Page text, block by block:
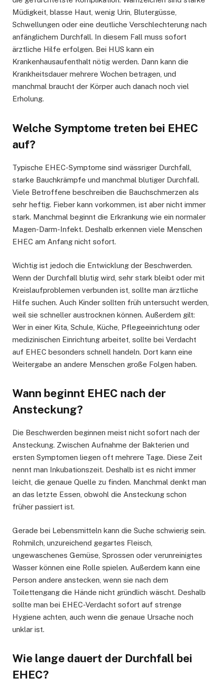
Müdigkeit, blasse Haut, wenig Urin, Blutergüsse,
Schwellungen oder eine deutliche Verschlechterung nach
anfänglichem Durchfall. In diesem Fall muss sofort
ärztliche Hilfe erfolgen. Bei HUS kann ein
Krankenhausaufenthalt nötig werden. Dann kann die
Krankheitsdauer mehrere Wochen betragen, und
manchmal braucht der Körper auch danach noch viel
Erholung.
Welche Symptome treten bei EHEC
auf?
Typische EHEC-Symptome sind wässriger Durchfall,
starke Bauchkrämpfe und manchmal blutiger Durchfall.
Viele Betroffene beschreiben die Bauchschmerzen als
sehr heftig. Fieber kann vorkommen, ist aber nicht immer
stark. Manchmal beginnt die Erkrankung wie ein normaler
Magen-Darm-Infekt. Deshalb erkennen viele Menschen
EHEC am Anfang nicht sofort.
Wichtig ist jedoch die Entwicklung der Beschwerden.
Wenn der Durchfall blutig wird, sehr stark bleibt oder mit
Kreislaufproblemen verbunden ist, sollte man ärztliche
Hilfe suchen. Auch Kinder sollten früh untersucht werden,
weil sie schneller austrocknen können. Außerdem gilt:
Wer in einer Kita, Schule, Küche, Pflegeeinrichtung oder
medizinischen Einrichtung arbeitet, sollte bei Verdacht
auf EHEC besonders schnell handeln. Dort kann eine
Weitergabe an andere Menschen große Folgen haben.
Wann beginnt EHEC nach der
Ansteckung?
Die Beschwerden beginnen meist nicht sofort nach der
Ansteckung. Zwischen Aufnahme der Bakterien und
ersten Symptomen liegen oft mehrere Tage. Diese Zeit
nennt man Inkubationszeit. Deshalb ist es nicht immer
leicht, die genaue Quelle zu finden. Manchmal denkt man
an das letzte Essen, obwohl die Ansteckung schon
früher passiert ist.
Gerade bei Lebensmitteln kann die Suche schwierig sein.
Rohmilch, unzureichend gegartes Fleisch,
ungewaschenes Gemüse, Sprossen oder verunreinigtes
Wasser können eine Rolle spielen. Außerdem kann eine
Person andere anstecken, wenn sie nach dem
Toilettengang die Hände nicht gründlich wäscht. Deshalb
sollte man bei EHEC-Verdacht sofort auf strenge
Hygiene achten, auch wenn die genaue Ursache noch
unklar ist.
Wie lange dauert der Durchfall bei
EHEC?